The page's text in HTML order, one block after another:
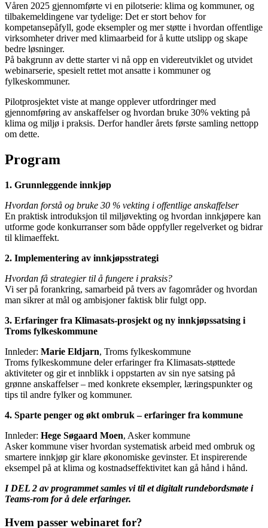
Våren 2025 gjennomførte vi en pilotserie: klima og kommuner, og
tilbakemeldingene var tydelige: Det er stort behov for
kompetansepåfyll, gode eksempler og mer støtte i hvordan offentlige
virksomheter driver med klimaarbeid for å kutte utslipp og skape
bedre løsninger.
På bakgrunn av dette starter vi nå opp en videreutviklet og utvidet
webinarserie, spesielt rettet mot ansatte i kommuner og
fylkeskommuner.
Pilotprosjektet viste at mange opplever utfordringer med
gjennomføring av anskaffelser og hvordan bruke 30% vekting på
klima og miljø i praksis. Derfor handler årets første samling nettopp
om dette.
Program
1. Grunnleggende innkjøp
Hvordan forstå og bruke 30 % vekting i offentlige anskaffelser
En praktisk introduksjon til miljøvekting og hvordan innkjøpere kan
utforme gode konkurranser som både oppfyller regelverket og bidrar
til klimaeffekt.
2. Implementering av innkjøpsstrategi
Hvordan få strategier til å fungere i praksis?
Vi ser på forankring, samarbeid på tvers av fagområder og hvordan
man sikrer at mål og ambisjoner faktisk blir fulgt opp.
3. Erfaringer fra Klimasats-prosjekt og ny innkjøpssatsing i
Troms fylkeskommune
Innleder: Marie Eldjarn, Troms fylkeskommune
Troms fylkeskommune deler erfaringer fra Klimasats-støttede
aktiviteter og gir et innblikk i oppstarten av sin nye satsing på
grønne anskaffelser – med konkrete eksempler, læringspunkter og
tips til andre fylker og kommuner.
4. Sparte penger og økt ombruk – erfaringer fra kommune
Innleder: Hege Søgaard Moen, Asker kommune
Asker kommune viser hvordan systematisk arbeid med ombruk og
smartere innkjøp gir klare økonomiske gevinster. Et inspirerende
eksempel på at klima og kostnadseffektivitet kan gå hånd i hånd.
I DEL 2 av programmet samles vi til et digitalt rundebordsmøte i
Teams-rom for å dele erfaringer.
Hvem passer webinaret for?